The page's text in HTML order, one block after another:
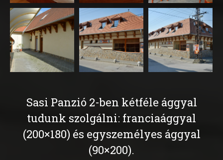
Sasi Panzió 2-ben kétféle ággyal
tudunk szolgálni: franciaággyal
(200×180) és egyszemélyes ággyal
(90×200).